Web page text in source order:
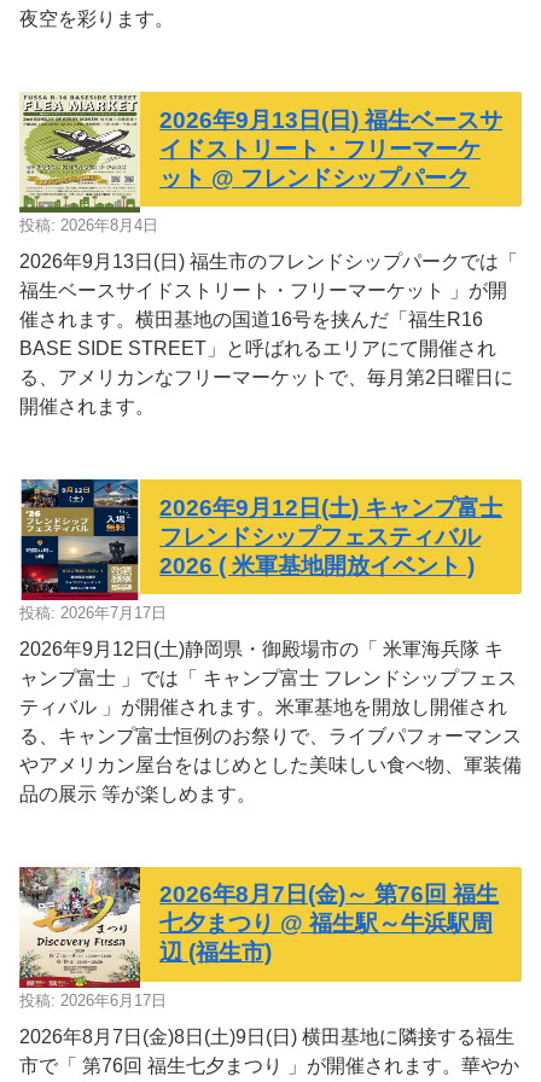
夜空を彩ります。
2026年9月13日(日) 福生ベースサ
イドストリート・フリーマーケ
ット @ フレンドシップパーク
投稿: 2026年8月4日
2026年9月13日(日) 福生市のフレンドシップパークでは「
福生ベースサイドストリート・フリーマーケット 」が開
催されます。横田基地の国道16号を挟んだ「福生R16
BASE SIDE STREET」と呼ばれるエリアにて開催され
る、アメリカンなフリーマーケットで、毎月第2日曜日に
開催されます。
2026年9月12日(土) キャンプ富士
フレンドシップフェスティバル
2026 ( 米軍基地開放イベント )
投稿: 2026年7月17日
2026年9月12日(土)静岡県・御殿場市の「 米軍海兵隊 キ
ャンプ富士 」では「 キャンプ富士 フレンドシップフェス
ティバル 」が開催されます。米軍基地を開放し開催され
る、キャンプ富士恒例のお祭りで、ライブパフォーマンス
やアメリカン屋台をはじめとした美味しい食べ物、軍装備
品の展示 等が楽しめます。
2026年8月7日(金)～ 第76回 福生
七夕まつり @ 福生駅～牛浜駅周
辺 (福生市)
投稿: 2026年6月17日
2026年8月7日(金)8日(土)9日(日) 横田基地に隣接する福生
市で「 第76回 福生七夕まつり 」が開催されます。華やか